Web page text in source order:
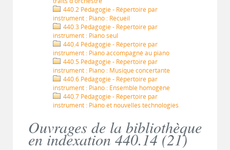
440.2 Pédagogie - Répertoire par
instrument : Piano : Recueil
440.3 Pédagogie - Répertoire par
instrument : Piano seul
440.4 Pédagogie - Répertoire par
instrument : Piano accompagné au piano
440.5 Pédagogie - Répertoire par
instrument : Piano : Musique concertante
440.6 Pédagogie - Répertoire par
instrument : Piano : Ensemble homogène
440.7 Pédagogie - Répertoire par
instrument : Piano et nouvelles technologies
Ouvrages de la bibliothèque
en indexation 440.14 (21)